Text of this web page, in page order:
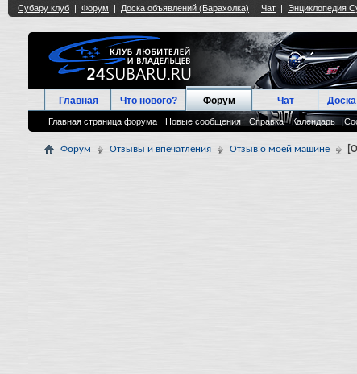
Главная Что нового? Форум
Главная страница форума Новые сообщения Справка Календарь
Чат
Форум Отзывы и впечатления Отзыв о моей машине